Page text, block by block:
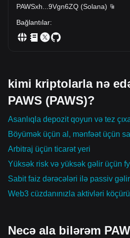
PAWSxh
9Vgn6ZQ (Solana)
Bağlantılar:
kimi kriptolarla nə
PAWS (PAWS)?
Asanlıqla depozit qoyun və tez
Böyümək üçün al, mənfəət üçün
Arbitraj üçün ticarət yeri
Yüksək risk və yüksək gəlir üçün
Sabit faiz dərəcələri ilə passiv
Web3 cüzdanınızla aktivləri
Necə ala bilərəm